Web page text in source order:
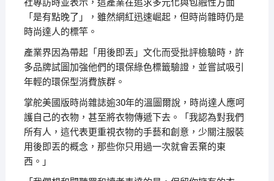
社專訪時並表示，這產業在追求多元化與包融性方面
「是有點晚了」，雖然網紅迅速崛起，但時尚雜時仍是
時尚達人的標竿。
產業界因為帶起「用後即丟」文化而受批評檢驗時，許
多品牌試圖加強他們的環保綠色標籤驗證，並嘗試吸引
年輕的環保型消費族群。
掌舵美國版時尚雜誌逾30年的溫圖爾說，時尚達人應呵
護自己的衣物，甚至將衣物傳遞下去。「我認為對我們
所有人，這代表更重視衣物的手藝和創意，少關注服裝
用後即丟的概念，那些你只用過一次就會丟棄的東
西。」